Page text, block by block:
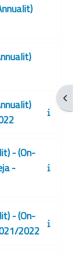
- (On-
-
- (On-
2022